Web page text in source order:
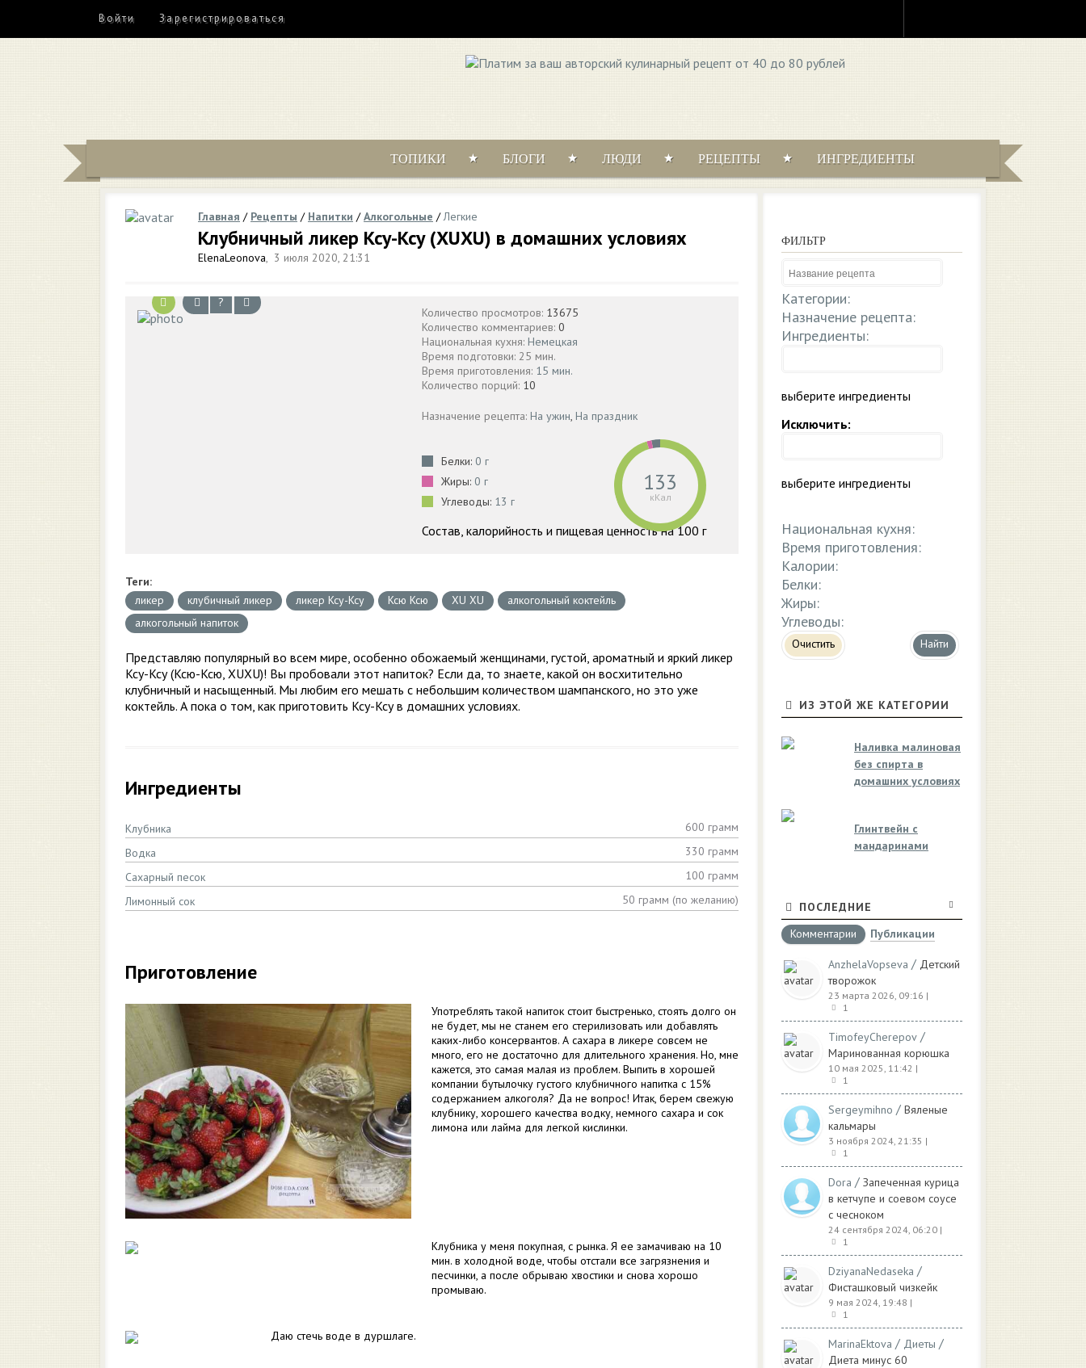
Войти Зарегистрироваться
ТОПИКИ БЛОГИ ЛЮДИ РЕЦЕПТЫ ИНГРЕДИЕНТЫ
Главная / Рецепты / Напитки /Алкогольные /Легкие
Клубничный ликер Ксу-Ксу (XUXU) в домашних условиях
ElenaLeonova, 3 июля 2020, 21:31
?
Количество просмотров: 13675
Количество комментариев: 0
Национальная кухня: Немецкая
Время подготовки: 25 мин.
Время приготовления: 15 мин.
Количество порций: 10
Назначение рецепта: На ужин, На праздник
Белки: 0 г
Жиры: 0 г
Углеводы: 13 г
133
кКал
Состав, калорийность и пищевая ценность на 100 г
Теги:
ликер
клубичный ликер ликер Ксу-Ксу Ксю Ксю XU XU
алкогольный коктейль
алкогольный напиток
Представляю популярный во всем мире, особенно обожаемый женщинами, густой, ароматный и яркий ликер
Ксу-Ксу (Ксю-Ксю, XUXU)! Вы пробовали этот напиток? Если да, то знаете, какой он восхитительно
клубничный и насыщенный. Мы любим его мешать с небольшим количеством шампанского, но это уже
коктейль. А пока о том, как приготовить Ксу-Ксу в домашних условиях.
Ингредиенты
Клубника
600 грамм
Водка
330 грамм
Сахарный песок
100 грамм
Лимонный сок
50 грамм (по желанию)
Приготовление
Употреблять такой напиток стоит быстренько, стоять долго он
не будет, мы не станем его стерилизовать или добавлять
каких-либо консервантов. А сахара в ликере совсем не
много, его не достаточно для длительного хранения. Но, мне
кажется, это самая малая из проблем. Выпить в хорошей
компании бутылочку густого клубничного напитка с 15%
содержанием алкоголя? Да не вопрос! Итак, берем свежую
клубнику, хорошего качества водку, немного сахара и сок
лимона или лайма для легкой кислинки.
Клубника у меня покупная, с рынка. Я ее замачиваю на 10
мин. в холодной воде, чтобы отстали все загрязнения и
песчинки, а после обрываю хвостики и снова хорошо
промываю.
Даю стечь воде в дуршлаге.
ФИЛЬТР
Категории:
Назначение рецепта:
Ингредиенты:
выберите ингредиенты
Исключить:
выберите ингредиенты
Национальная кухня:
Время приготовления:
Калории:
Белки:
Жиры:
Углеводы:
Очистить
ИЗ ЭТОЙ ЖЕ КАТЕГОРИИ
Наливка малиновая
без спирта в
домашних условиях
Глинтвейн с
мандаринами
ПОСЛЕДНИЕ
Комментарии
Публикации
AnzhelaVopseva / Детский
творожок
23 марта 2026, 09:16 |
1
TimofeyCherepov /
Маринованная корюшка
10 мая 2025, 11:42 |
1
Sergeymihno / Вяленые
кальмары
3 ноября 2024, 21:35 |
1
Dora / Запеченная курица
в кетчупе и соевом соусе
с чесноком
24 сентября 2024, 06:20 |
1
DziyanaNedaseka /
Фисташковый чизкейк
9 мая 2024, 19:48 |
1
MarinaEktova / Диеты /
Диета минус 60